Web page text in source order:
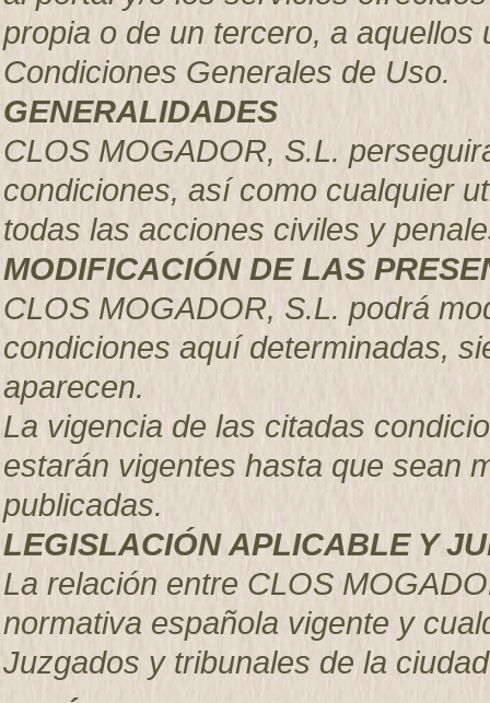
propia o de un tercero, a
Condiciones Generales de Uso.
GENERALIDADES
CLOS MOGADOR, S.L.
condiciones, así como cualquier
todas las acciones civiles y
MODIFICACIÓN DE LAS
CLOS MOGADOR, S.L. podrá
condiciones aquí determinadas,
aparecen.
La vigencia de las citadas
estarán vigentes hasta que sean
publicadas.
LEGISLACIÓN APLICABLE Y
La relación entre CLOS
normativa española vigente y
Juzgados y tribunales de la